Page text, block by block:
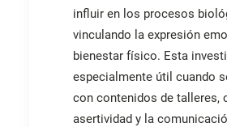
influir en los procesos
vinculando la expresión
bienestar físico. Esta
especialmente útil cuando
con contenidos de talleres,
asertividad y la